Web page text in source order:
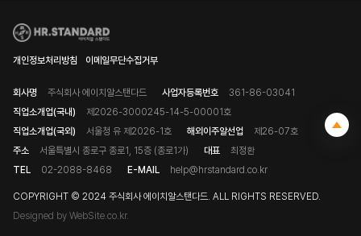
개인정보처리방침 이메일무단수집거부
회사명 주식회사 에이치알스탠다드 사업자등록번호
361-86-03041
직업소개업(국내)
제2026-3000245-14-5-00001호
직업소개업(국외)
서울청 유 제2026-1호 해외이주알선업
제26-07호
주소
서울특별시 종로구 종로1, 15층 (종로1가) 대표
최정환
TEL
02-2088-8468 E-MAIL help@hrstandard.co.kr
COPYRIGHT © 2024 주식회사 에이치알스탠다드. ALL RIGHTS RESERVED.
Designed by WebSite.co.kr.